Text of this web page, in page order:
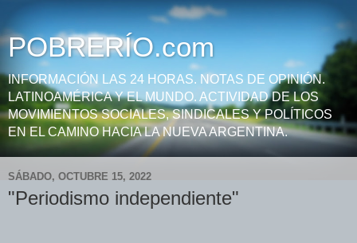
POBRERÍO.com
INFORMACIÓN LAS 24 HORAS. NOTAS DE OPINIÓN.
LATINOAMÉRICA Y EL MUNDO. ACTIVIDAD DE LOS
MOVIMIENTOS SOCIALES, SINDICALES Y POLÍTICOS
EN EL CAMINO HACIA LA NUEVA ARGENTINA.
SÁBADO, OCTUBRE 15, 2022
"Periodismo independiente"